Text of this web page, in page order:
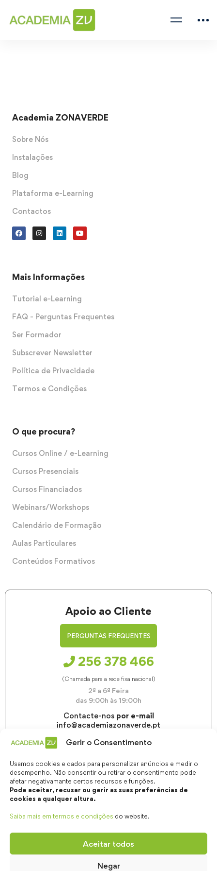
Gerir o Consentimento
Usamos cookies e dados para personalizar anúncios e medir o
desempenho. Não consentir ou retirar o consentimento pode
afetar negativamante certos recursos e funções.
Pode aceitar, recusar ou gerir as suas preferências de
cookies a qualquer altura.
Saiba mais em termos e condições do website.
Aceitar todos
Negar
Academia ZONAVERDE
Sobre Nós
Instalações
Blog
Plataforma e-Learning
Contactos
Mais Informações
Tutorial e-Learning
FAQ - Perguntas Frequentes
Ser Formador
Subscrever Newsletter
Política de Privacidade
Termos e Condições
O que procura?
Cursos Online / e-Learning
Cursos Presenciais
Cursos Financiados
Webinars/Workshops
Calendário de Formação
Aulas Particulares
Conteúdos Formativos
Apoio ao Cliente
PERGUNTAS FREQUENTES
256 378 466
(Chamada para a rede fixa nacional)
2ª a 6ª Feira
das 9:00h às 19:00h
Contacte-nos por e-mail
info@academiazonaverde.pt